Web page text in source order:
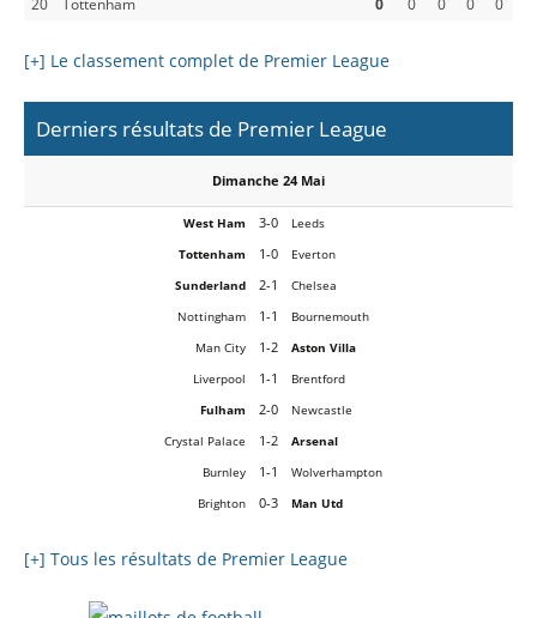
[+] Le classement complet de Premier League
Derniers résultats de Premier League
Dimanche 24 Mai
West Ham 3-0
Leeds
Tottenham
1-0
Everton
Sunderland
2-1
Chelsea
Nottingham
1-1
Bournemouth
Man City
1-2
Aston Villa
Liverpool
1-1
Brentford
Fulham
2-0
Newcastle
Crystal Palace
1-2
Arsenal
Burnley
1-1
Wolverhampton
Brighton
0-3 Man Utd
[+] Tous les résultats de Premier League